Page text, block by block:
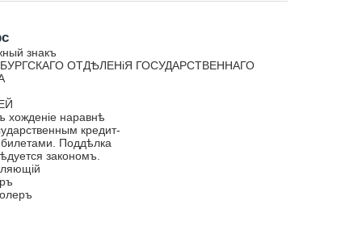
знакъ
ОТДѢЛЕНіЯ ГОСУДАРСТВЕННАГО
хожденіе наравнѣ
кредит-
Поддѣлка
закономъ.